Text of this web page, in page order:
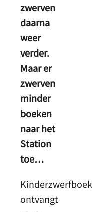
zwerven
daarna
weer
verder.
Maar er
zwerven
minder
boeken
naar het
Station
toe…
Kinderzwerfboek
ontvangt